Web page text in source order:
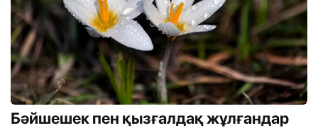
Бәйшешек пен қызғалдақ жұлғандар